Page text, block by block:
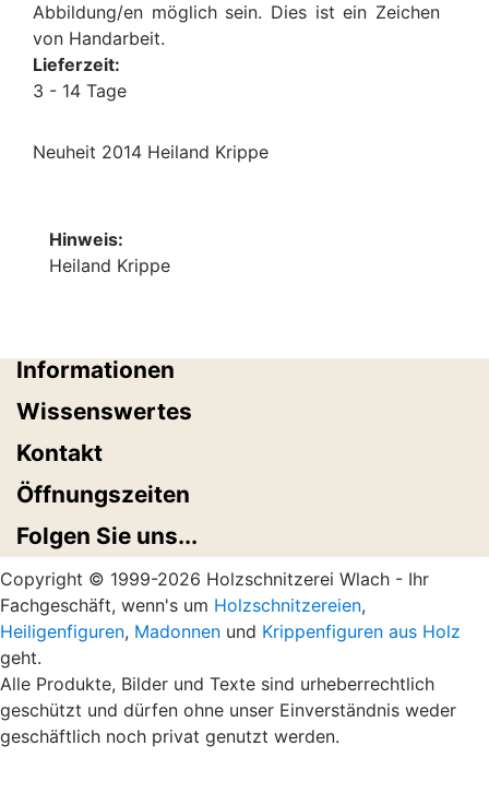
Abbildung/en möglich sein. Dies ist ein Zeichen
von Handarbeit.
Lieferzeit:
3 - 14 Tage
Neuheit 2014 Heiland Krippe
Hinweis:
Heiland Krippe
Informationen
Wissenswertes
Kontakt
Öffnungszeiten
Folgen Sie uns...
Copyright © 1999-2026 Holzschnitzerei Wlach - Ihr
Fachgeschäft, wenn's um Holzschnitzereien,
Heiligenfiguren, Madonnen und Krippenfiguren aus Holz
geht.
Alle Produkte, Bilder und Texte sind urheberrechtlich
geschützt und dürfen ohne unser Einverständnis weder
geschäftlich noch privat genutzt werden.